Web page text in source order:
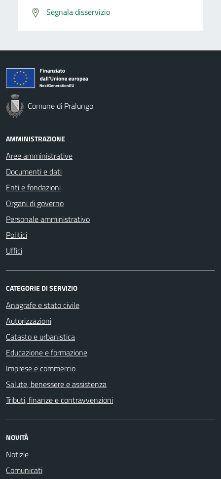
Segnala disservizio
Comune di Pralungo
AMMINISTRAZIONE
Aree amministrative
Documenti e dati
Enti e fondazioni
Organi di governo
Personale amministrativo
Politici
Uffici
CATEGORIE DI SERVIZIO
Anagrafe e stato civile
Autorizzazioni
Catasto e urbanistica
Educazione e formazione
Imprese e commercio
Salute, benessere e assistenza
Tributi, finanze e contravvenzioni
NOVITÀ
Notizie
Comunicati